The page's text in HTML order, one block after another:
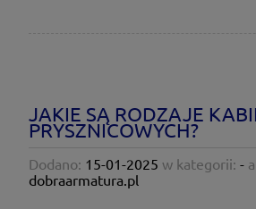
JAKIE SĄ RODZAJE
PRYSZNICOWYCH?
Dodano: 15-01-2025 w kategorii: -
dobraarmatura.pl